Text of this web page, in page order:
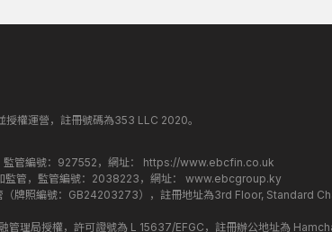
權運營，註冊號碼為353 LLC 2020。
管編號：927552，網址： https://www.ebcfin.co.uk
管，監管編號：2038223，網址： www.ebcgroup.ky
牌照編號：GB24203273），註冊地址為3rd Floor, Standard
管理局授權，許可證號為 L 15637/EFGC，註冊辦公地址為